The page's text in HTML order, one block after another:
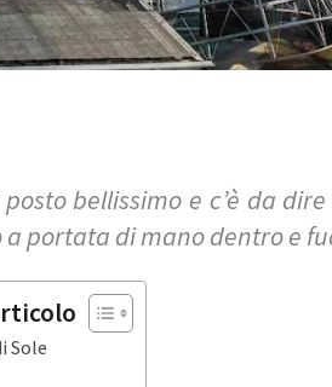
bellissimo e c’è da
portata di mano dentro e
Sole